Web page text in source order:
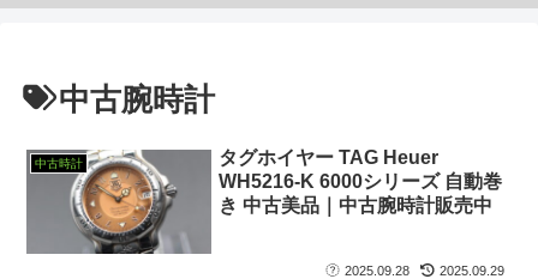
中古腕時計
中古時計
タグホイヤー TAG Heuer
WH5216-K 6000シリーズ 自動巻
き 中古美品｜中古腕時計販売中
2025.09.28 2025.09.29